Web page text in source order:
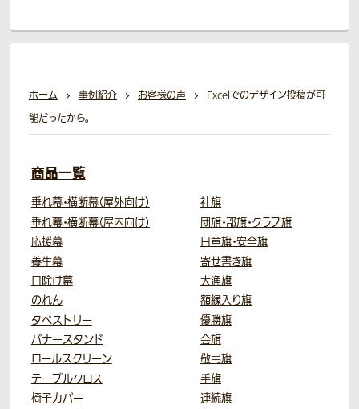
ホーム 事例紹介 お客様の声
Excelでのデザイン投稿が可
能だったから。
商品一覧
垂れ幕・横断幕（屋外向け）
垂れ幕・横断幕（屋内向け）
応援幕
養生幕
日除け幕
のれん
タペストリー
バナースタンド
ロールスクリーン
テーブルクロス
椅子カバー
社旗
団旗・部旗・クラブ旗
日章旗・安全旗
寄せ書き旗
大漁旗
額縁入り旗
優勝旗
会旗
敬弔旗
手旗
連続旗